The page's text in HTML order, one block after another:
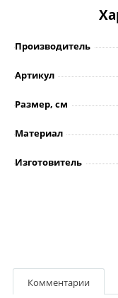
Производитель
Артикул
Размер, см
Материал
Изготовитель
Комментарии